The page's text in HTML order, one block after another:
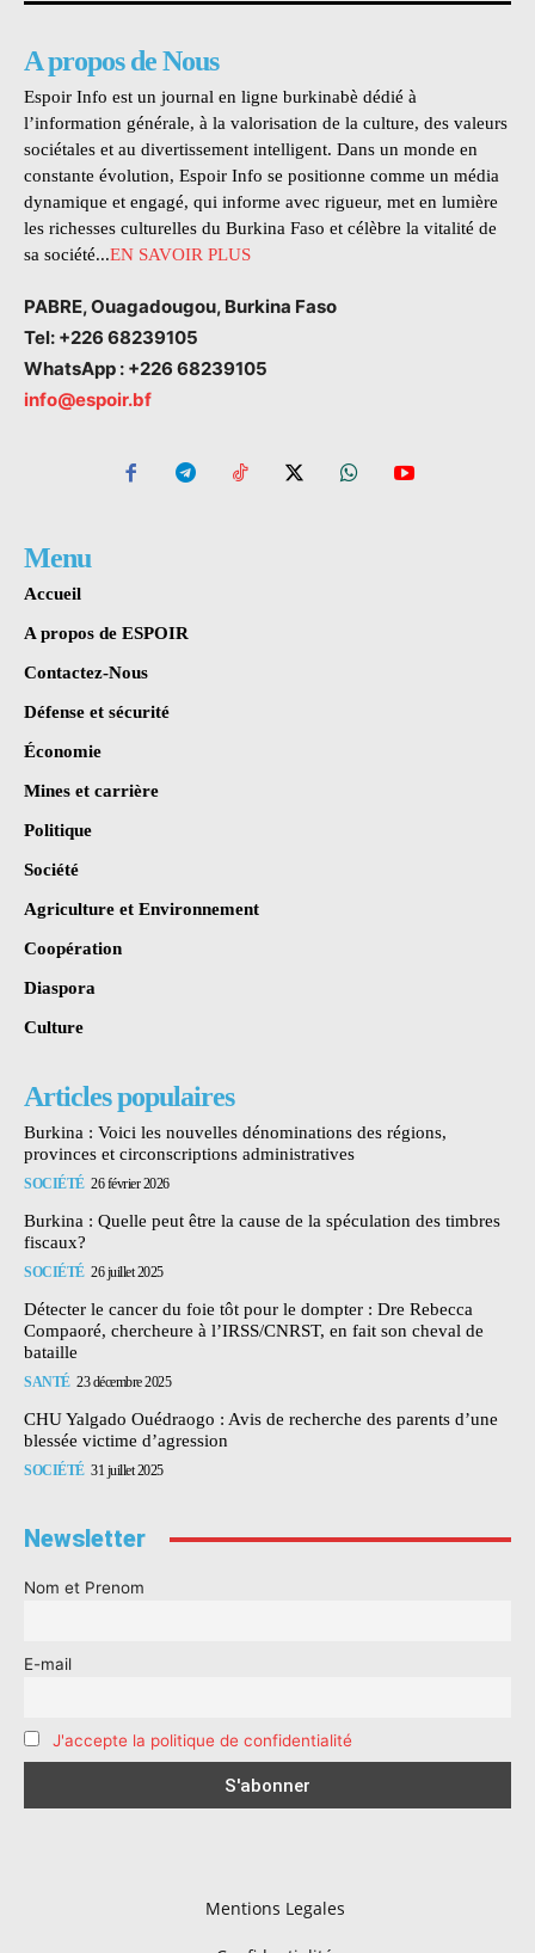
A propos de Nous
Espoir Info est un journal en ligne burkinabè dédié à
l’information générale, à la valorisation de la culture, des valeurs
sociétales et au divertissement intelligent. Dans un monde en
constante évolution, Espoir Info se positionne comme un média
dynamique et engagé, qui informe avec rigueur, met en lumière
les richesses culturelles du Burkina Faso et célèbre la vitalité de
sa société...EN SAVOIR PLUS
PABRE, Ouagadougou, Burkina Faso
Tel: +226 68239105
WhatsApp : +226 68239105
info@espoir.bf
Menu
Accueil
A propos de ESPOIR
Contactez-Nous
Défense et sécurité
Économie
Mines et carrière
Politique
Société
Agriculture et Environnement
Coopération
Diaspora
Culture
Articles populaires
Burkina : Voici les nouvelles dénominations des régions,
provinces et circonscriptions administratives
SOCIÉTÉ 26 février 2026
Burkina : Quelle peut être la cause de la spéculation des timbres
fiscaux?
SOCIÉTÉ 26 juillet 2025
Détecter le cancer du foie tôt pour le dompter : Dre Rebecca
Compaoré, chercheure à l’IRSS/CNRST, en fait son cheval de
bataille
SANTÉ 23 décembre 2025
CHU Yalgado Ouédraogo : Avis de recherche des parents d’une
blessée victime d’agression
SOCIÉTÉ 31 juillet 2025
Newsletter
Nom et Prenom
E-mail
J'accepte la politique de confidentialité
Mentions Legales